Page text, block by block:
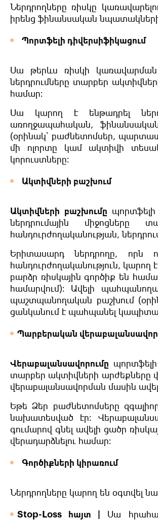
Ներդրողները ռիսկը
իրենց ֆինանսական
Պորտֆելի դիվերսիֆիկացում
Սա թերևս ռիսկի կառավարման
ներդրումները տարբեր
համար։
Սա կարող է ենթադրել
առողջապահական,
(օրինակ՝ բաժնետոմսեր,
մի ոլորտը կամ ակտիվի
կորուստները։
Ակտիվների բաշխում
Ակտիվների բաշխումը պորտֆելի
ներդրումային միջոցները
հանդուրժողականության,
Երիտասարդ ներդրողը, որն
հանդուրժողականություն, կարող
բարձր ռիսկային գործիք են
համարվում)։ Ավելի
պաշտպանողական բաշխում
ցանկանում է պահպանել
Պարբերական
Վերաբալանսավորումը
տարբեր ակտիվների արժեքները
վերաբալանսավորման մասին
Եթե Ձեր բաժնետոմսերը
նախատեսված էր։
գումարով գնել ավելի ցածր
վերադարձնելու համար։
Գործիքների կիրառում
Ներդրողները կարող են օգտվել
Stop-Loss հայտ |
Սա